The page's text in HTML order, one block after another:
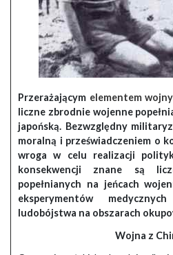
Przerażającym elementem
liczne zbrodnie wojenne
japońską. Bezwzględny
moralną i przeświadczeniem o
wroga w celu realizacji
konsekwencji znane są
popełnianych na jeńcach
eksperymentów
ludobójstwa na obszarach
Wojna z